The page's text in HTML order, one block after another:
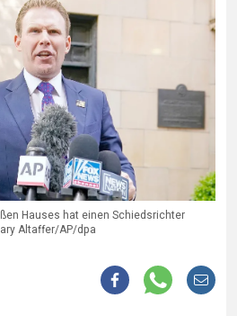
Hauses hat einen Schiedsrichter
Altaffer/AP/dpa